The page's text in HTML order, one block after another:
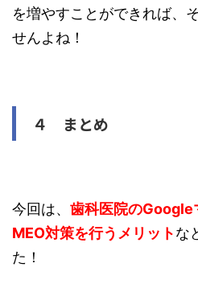
を増やすことができれば、
せんよね！
４ まとめ
今回は、 歯科医院のGoogle
MEO対策を行うメリットな
た！